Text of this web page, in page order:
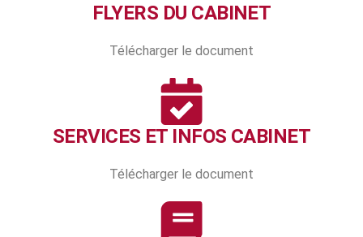
FLYERS DU CABINET
Télécharger le document
SERVICES ET INFOS CABINET
Télécharger le document